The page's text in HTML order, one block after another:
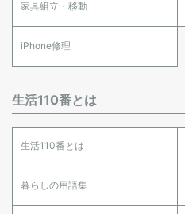
家具組立・移動
iPhone修理
生活110番とは
生活110番とは
暮らしの用語集